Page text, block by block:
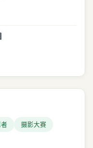
摄影大赛